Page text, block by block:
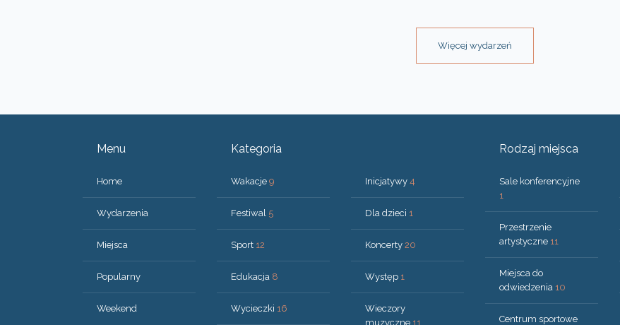
Więcej wydarzeń
Menu
Home
Wydarzenia
Miejsca
Popularny
Weekend
Kategoria
Wakacje 9
Festiwal 5
Sport 12
Edukacja 8
Wycieczki 16
Inicjatywy 4
Dla dzieci 1
Koncerty 20
Występ 1
Wieczory
muzyczne 11
Rodzaj miejsca
Sale konferencyjne
1
Przestrzenie
artystyczne 11
Miejsca do
odwiedzenia 10
Centrum sportowe